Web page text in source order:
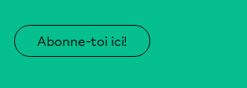
Abonne-toi ici!